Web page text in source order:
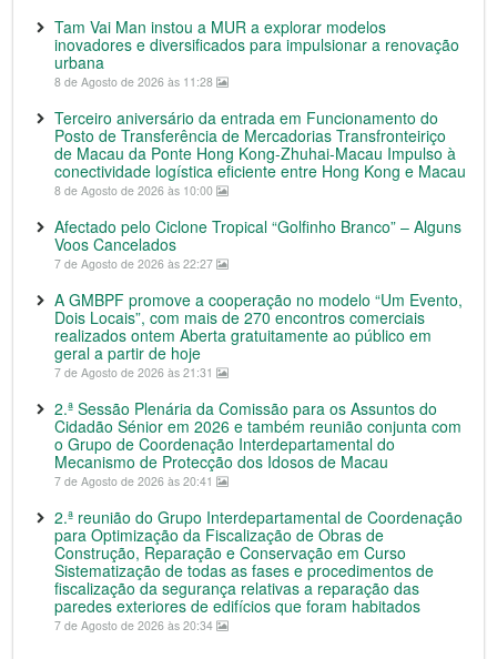
Tam Vai Man instou a MUR a explorar modelos
inovadores e diversificados para impulsionar a renovação
urbana
8 de Agosto de 2026 às 11:28
Terceiro aniversário da entrada em Funcionamento do
Posto de Transferência de Mercadorias Transfronteiriço
de Macau da Ponte Hong Kong-Zhuhai-Macau Impulso à
conectividade logística eficiente entre Hong Kong e Macau
8 de Agosto de 2026 às 10:00
Afectado pelo Ciclone Tropical “Golfinho Branco” – Alguns
Voos Cancelados
7 de Agosto de 2026 às 22:27
A GMBPF promove a cooperação no modelo “Um Evento,
Dois Locais”, com mais de 270 encontros comerciais
realizados ontem Aberta gratuitamente ao público em
geral a partir de hoje
7 de Agosto de 2026 às 21:31
2.ª Sessão Plenária da Comissão para os Assuntos do
Cidadão Sénior em 2026 e também reunião conjunta com
o Grupo de Coordenação Interdepartamental do
Mecanismo de Protecção dos Idosos de Macau
7 de Agosto de 2026 às 20:41
2.ª reunião do Grupo Interdepartamental de Coordenação
para Optimização da Fiscalização de Obras de
Construção, Reparação e Conservação em Curso
Sistematização de todas as fases e procedimentos de
fiscalização da segurança relativas a reparação das
paredes exteriores de edifícios que foram habitados
7 de Agosto de 2026 às 20:34